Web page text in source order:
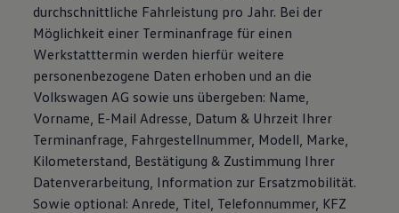
durchschnittliche Fahrleistung pro Jahr. Bei der
Möglichkeit einer Terminanfrage für einen
Werkstatttermin werden hierfür weitere
personenbezogene Daten erhoben und an die
Volkswagen AG sowie uns übergeben: Name,
Vorname, E-Mail Adresse, Datum & Uhrzeit Ihrer
Terminanfrage, Fahrgestellnummer, Modell, Marke,
Kilometerstand, Bestätigung & Zustimmung Ihrer
Datenverarbeitung, Information zur Ersatzmobilität.
Sowie optional: Anrede, Titel, Telefonnummer, KFZ